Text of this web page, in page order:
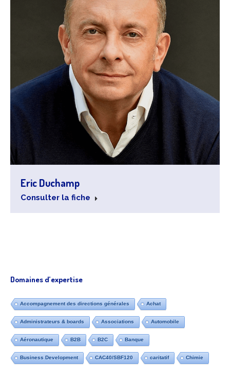
Eric Duchamp
Consulter la fiche
Domaines d’expertise
Accompagnement des directions générales Achat
Administrateurs & boards Associations Automobile
Aéronautique B2B B2C Banque
Business Development CAC40/SBF120 caritatif Chimie